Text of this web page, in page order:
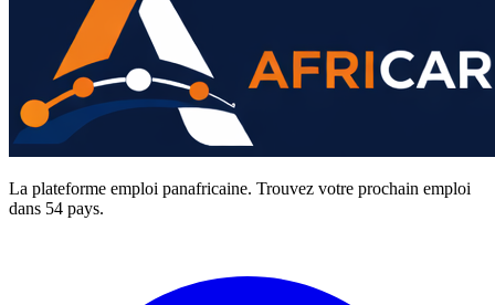
La plateforme emploi panafricaine. Trouvez votre prochain emploi
dans 54 pays.